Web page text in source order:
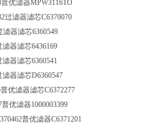
优滤器MPW3116TO
过滤器滤芯C6370070
滤器滤芯6360549
滤器滤芯6436169
滤器滤芯6360541
滤器滤芯D6360547
优滤器滤芯C6372277
优滤器1000003399
普优滤器C6371201